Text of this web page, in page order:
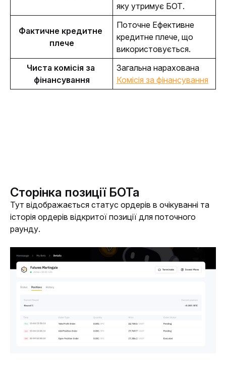
яку утримує БОТ.
Фактичне кредитне
плече
Поточне Ефективне
кредитне плече, що
використовується.
Чиста комісія за
фінансування
Загальна нарахована
Комісія за фінансування
Сторінка позиції БОТа
Тут відображається статус ордерів в очікуванні та
історія ордерів відкритої позиції для поточного
раунду.